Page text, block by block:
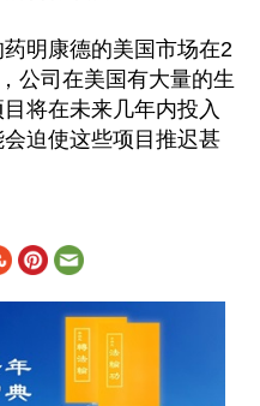
明康德的美国市场在2
公司在美国有大量的生
将在未来几年内投入
迫使这些项目推迟甚